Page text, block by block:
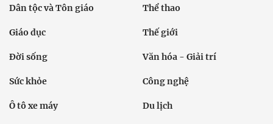
Dân tộc và Tôn giáo Thể thao
Giáo dục Thế giới
Đời sống Văn hóa - Giải trí
Sức khỏe Công nghệ
Ô tô xe máy Du lịch